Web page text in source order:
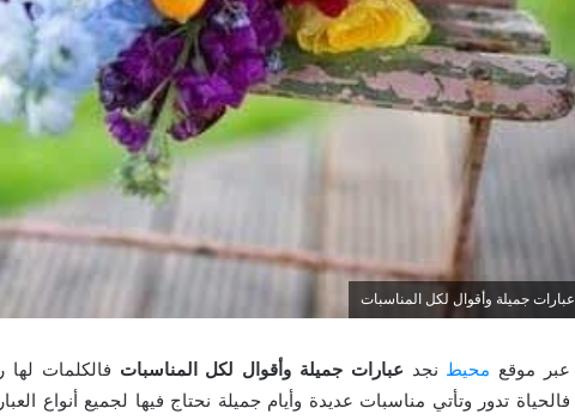
عبارات جميلة وأقوال لكل المناسبات
عبر موقع محيط نجد عبارات جميلة وأقوال لكل المناسبات فالكلمات
فالحياة تدور وتأتي مناسبات عديدة وأيام جميلة نحتاج فيها لجميع أنواع